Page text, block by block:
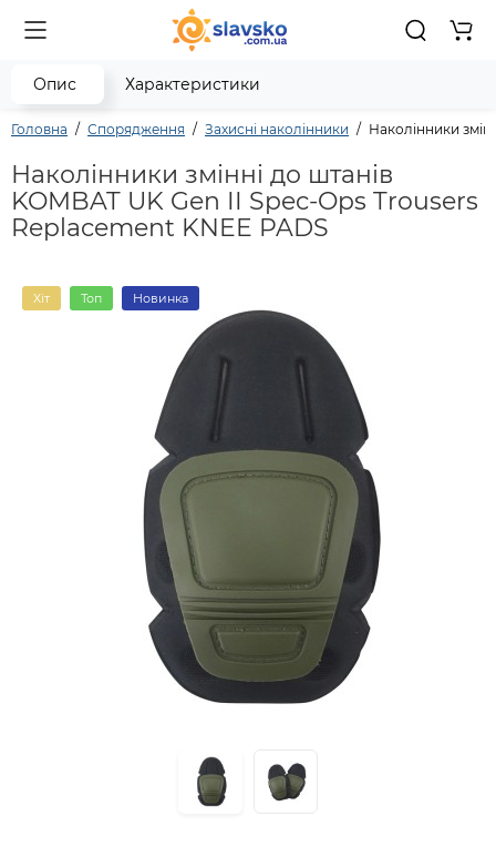
0
Головна Спорядження Захисні наколінники Наколінники
Наколінники змінні до штанів
KOMBAT UK Gen II Spec-Ops Trousers
Replacement KNEE PADS
Хіт Топ Новинка
Опис Характеристики